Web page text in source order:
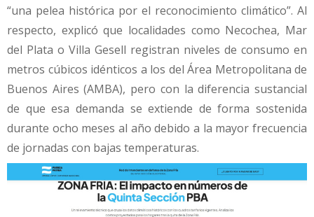
“una pelea histórica por el reconocimiento climático”. Al
respecto, explicó que localidades como Necochea, Mar
del Plata o Villa Gesell registran niveles de consumo en
metros cúbicos idénticos a los del Área Metropolitana de
Buenos Aires (AMBA), pero con la diferencia sustancial
de que esa demanda se extiende de forma sostenida
durante ocho meses al año debido a la mayor frecuencia
de jornadas con bajas temperaturas.